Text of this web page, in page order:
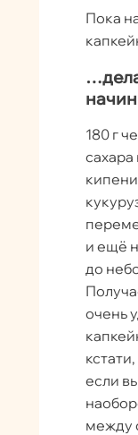
Пока
180 г
и ещё
до
очень
если
между